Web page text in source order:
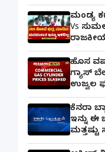
ಮಂಡ್ಯ
Vs
ಹೊಸ
ಗ್ಯಾಸ್‌
ಉಜ್ವಲ
ಕೆನರಾ
ಇನ್ನು ಈ
ಮತ್ತಷ್ಟು